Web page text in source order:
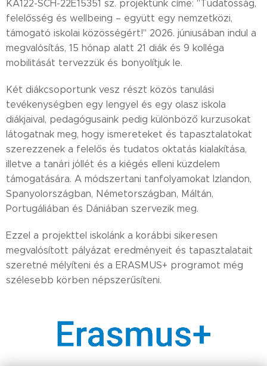
KA122-SCH-22E15351 sz. projektünk címe: "Tudatosság,
felelősség és wellbeing – együtt egy nemzetközi,
támogató iskolai közösségért!" 2026. júniusában indul a
megvalósítás, 15 hónap alatt 21 diák és 9 kolléga
mobilitását tervezzük és bonyolítjuk le.
Két diákcsoportunk vesz részt közös tanulási
tevékenységben egy lengyel és egy olasz iskola
diákjaival, pedagógusaink pedig különböző kurzusokat
látogatnak meg, hogy ismereteket és tapasztalatokat
szerezzenek a felelős és tudatos oktatás kialakítása,
illetve a tanári jóllét és a kiégés elleni küzdelem
támogatására. A módszertani tanfolyamokat Izlandon,
Spanyolországban, Németországban, Máltán,
Portugáliában és Dániában szervezik meg.
Ezzel a projekttel iskolánk a korábbi sikeresen
megvalósított pályázat eredményeit és tapasztalatait
szeretné mélyíteni és a ERASMUS+ programot még
szélesebb körben népszerűsíteni.